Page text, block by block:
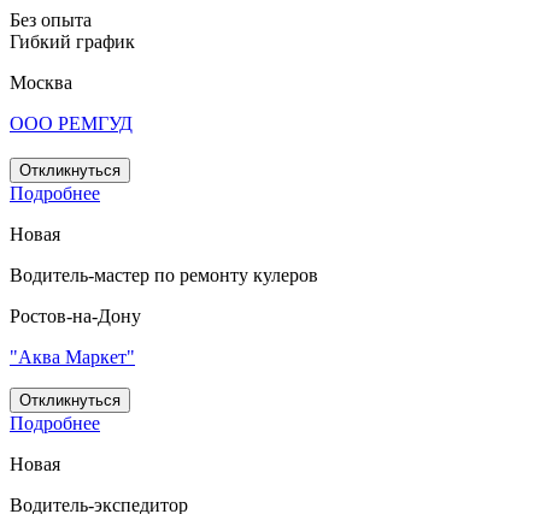
Без опыта
Гибкий график
Москва
ООО РЕМГУД
Откликнуться
Подробнее
Новая
Водитель-мастер по ремонту кулеров
Ростов-на-Дону
"Аква Маркет"
Откликнуться
Подробнее
Новая
Водитель-экспедитор